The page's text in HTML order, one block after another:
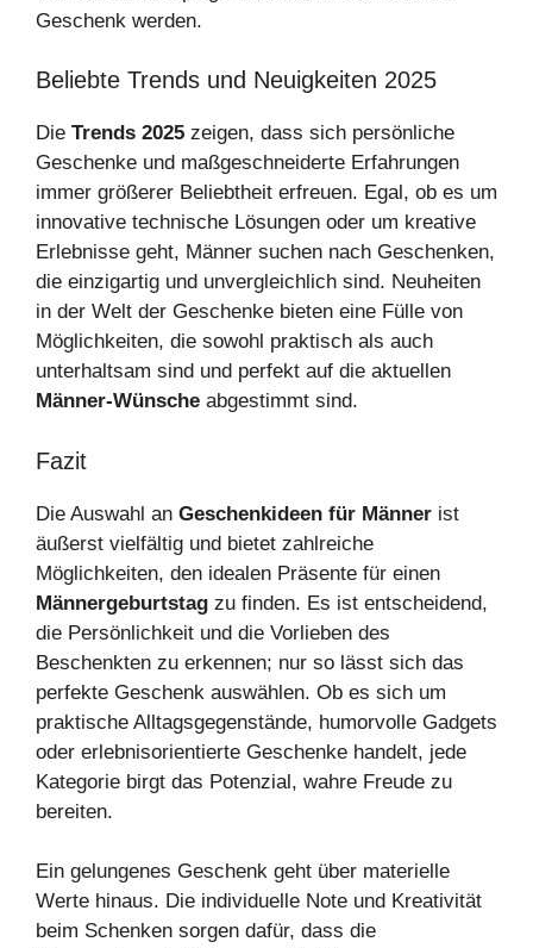
Geschenk werden.
Beliebte Trends und Neuigkeiten 2025
Die Trends 2025 zeigen, dass sich persönliche
Geschenke und maßgeschneiderte Erfahrungen
immer größerer Beliebtheit erfreuen. Egal, ob es um
innovative technische Lösungen oder um kreative
Erlebnisse geht, Männer suchen nach Geschenken,
die einzigartig und unvergleichlich sind. Neuheiten
in der Welt der Geschenke bieten eine Fülle von
Möglichkeiten, die sowohl praktisch als auch
unterhaltsam sind und perfekt auf die aktuellen
Männer-Wünsche abgestimmt sind.
Fazit
Die Auswahl an Geschenkideen für Männer ist
äußerst vielfältig und bietet zahlreiche
Möglichkeiten, den idealen Präsente für einen
Männergeburtstag zu finden. Es ist entscheidend,
die Persönlichkeit und die Vorlieben des
Beschenkten zu erkennen; nur so lässt sich das
perfekte Geschenk auswählen. Ob es sich um
praktische Alltagsgegenstände, humorvolle Gadgets
oder erlebnisorientierte Geschenke handelt, jede
Kategorie birgt das Potenzial, wahre Freude zu
bereiten.
Ein gelungenes Geschenk geht über materielle
Werte hinaus. Die individuelle Note und Kreativität
beim Schenken sorgen dafür, dass die